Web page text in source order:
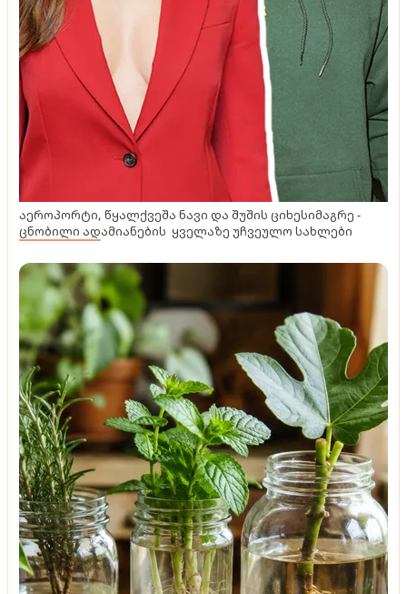
აეროპორტი, წყალქვეშა ნავი და შუშის ციხესიმაგრე -
ცნობილი ადამიანების ყველაზე უჩვეულო სახლები